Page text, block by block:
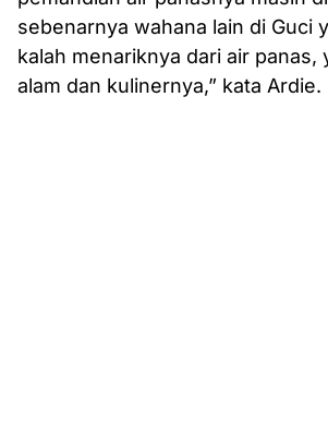
sebenarnya wahana lain di Guci
kalah menariknya dari air panas,
alam dan kulinernya,” kata Ardie.